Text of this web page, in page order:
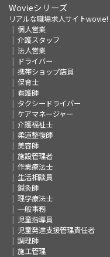
Wovieシリーズ
リアルな職場求人サイトwovie!
個人営業
介護スタッフ
法人営業
ドライバー
携帯ショップ店員
保育士
看護師
タクシードライバー
ケアマネージャー
介護福祉士
柔道整復師
美容師
施設管理者
作業療法士
生活相談員
鍼灸師
理学療法士
一般事務
児童指導員
児童発達支援管理責任者
調理師
施工管理